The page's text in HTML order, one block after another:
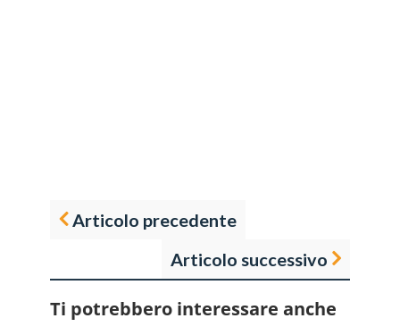
Articolo precedente
Articolo successivo
Ti potrebbero interessare anche